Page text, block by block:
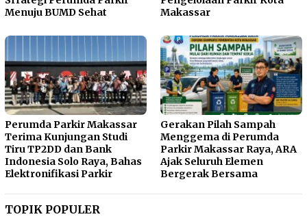
Menuju BUMD Sehat
Makassar
Perumda Parkir Makassar
Terima Kunjungan Studi
Tiru TP2DD dan Bank
Indonesia Solo Raya, Bahas
Elektronifikasi Parkir
Gerakan Pilah Sampah
Menggema di Perumda
Parkir Makassar Raya, ARA
Ajak Seluruh Elemen
Bergerak Bersama
TOPIK POPULER